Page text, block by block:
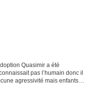
Quasimir a été
pas l’humain donc il
agressivité mais enfants